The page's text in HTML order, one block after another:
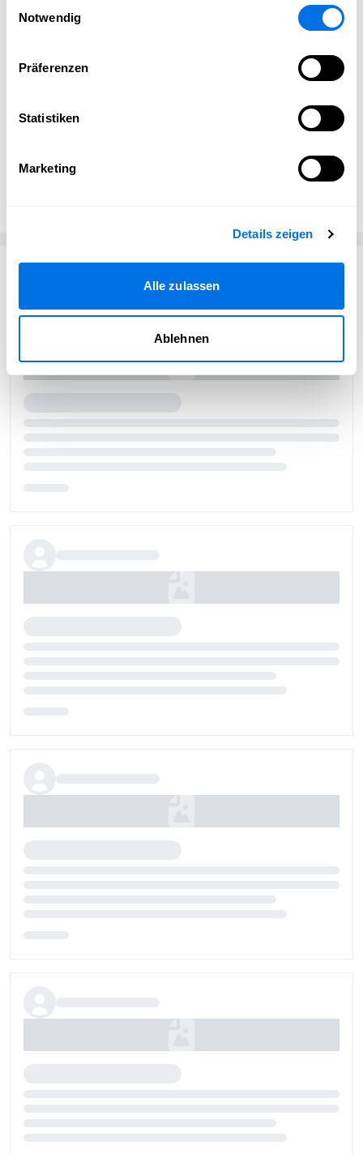
Notwendig
Präferenzen
Statistiken
Marketing
Details zeigen
Alle zulassen
Ablehnen
Newsload und die Contiago GmbH freuen sich auf
motivierte Bewerberinnen und Bewerber, die die
möchten.
Vanessa Hutwagner
MediaHub Coworking
Passend zum Thema